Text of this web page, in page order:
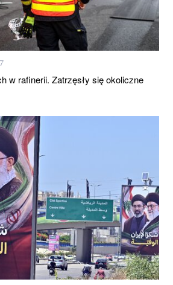
w rafinerii. Zatrzęsły się okoliczne